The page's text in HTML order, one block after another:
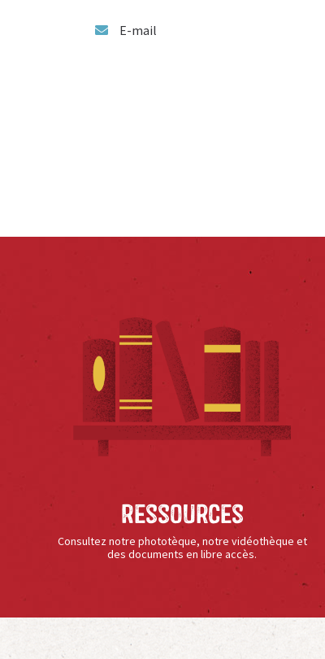
E-mail
Ressources
Consultez notre phototèque, notre vidéothèque et
des documents en libre accès.